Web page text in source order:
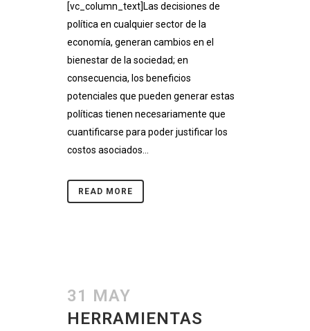
[vc_column_text]Las decisiones de
política en cualquier sector de la
economía, generan cambios en el
bienestar de la sociedad; en
consecuencia, los beneficios
potenciales que pueden generar estas
políticas tienen necesariamente que
cuantificarse para poder justificar los
costos asociados...
READ MORE
31 MAY
HERRAMIENTAS